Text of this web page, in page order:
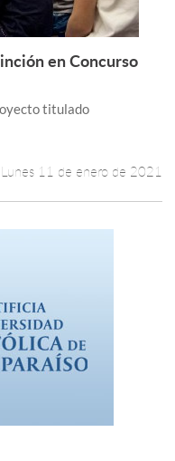
Leer más +
en Concurso
titulado
Lunes 11 de enero de 2021